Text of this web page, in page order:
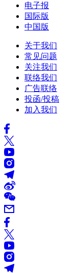
电子报
国际版
中国版
关于我们
常见问题
关注我们
联络我们
广告联络
投函/投稿
加入我们